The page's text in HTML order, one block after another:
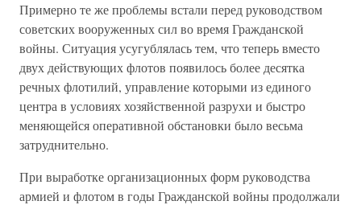
Примерно те же проблемы встали перед руководством
советских вооруженных сил во время Гражданской
войны. Ситуация усугублялась тем, что теперь вместо
двух действующих флотов появилось более десятка
речных флотилий, управление которыми из единого
центра в условиях хозяйственной разрухи и быстро
меняющейся оперативной обстановки было весьма
затруднительно.
При выработке организационных форм руководства
армией и флотом в годы Гражданской войны продолжали